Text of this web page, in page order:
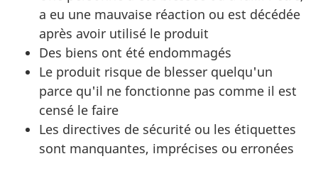
a eu une mauvaise réaction ou est décédée
après avoir utilisé le produit
Des biens ont été endommagés
Le produit risque de blesser quelqu'un
parce qu'il ne fonctionne pas comme il est
censé le faire
Les directives de sécurité ou les étiquettes
sont manquantes, imprécises ou erronées